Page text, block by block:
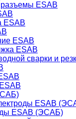
ESAB
ESAB
ESAB
ESAB
сварки и
ESAB
ESAB (ЭСАБ)